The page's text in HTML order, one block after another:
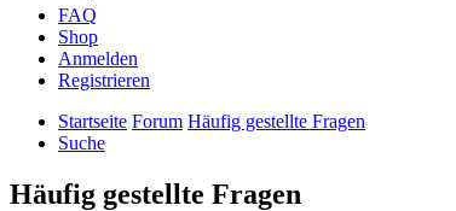
FAQ
Shop
Anmelden
Registrieren
Startseite Forum Häufig gestellte Fragen
Suche
Häufig gestellte Fragen